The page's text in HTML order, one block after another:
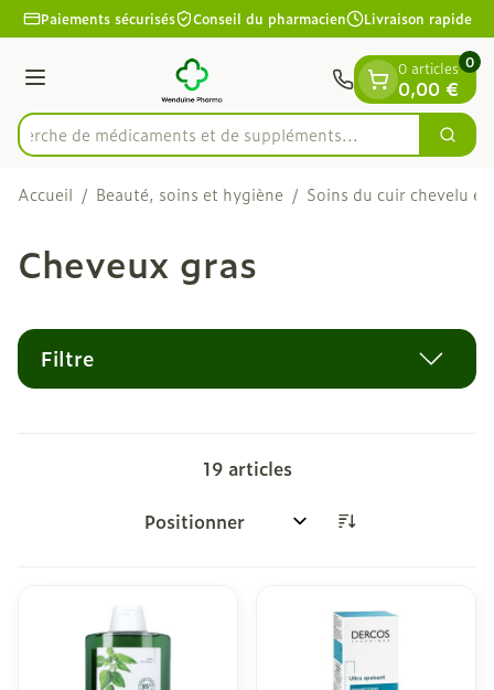
Aller au contenu
1 de 1
Paiements sécurisés Conseil du pharmacien Livraison rapide
Menu
Rechercherde médicaments et de supplément
0 articles
0,00 €
0
Accueil / Beauté, soins et hygiène / Soins du cuir chevelu et
Cheveux gras
Filtre
19articles
Trier par: